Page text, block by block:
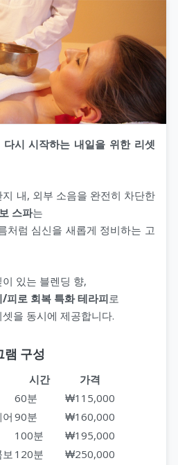
시 시작하는 내일을 위한 리셋
내, 외부 소음을 완전히 차단한
스파는
처럼 심신을 새롭게 정비하는 고
있는 블렌딩 향,
피로 회복 특화 테라피로
을 동시에 제공합니다.
램 구성
시간
가격
60분
₩115,000
90분
₩160,000
100분
₩195,000
120분
₩250,000